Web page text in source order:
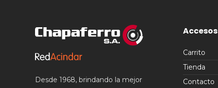
Desde 1968, brindando la mejor
Accesos
Carrito
Tienda
Contacto